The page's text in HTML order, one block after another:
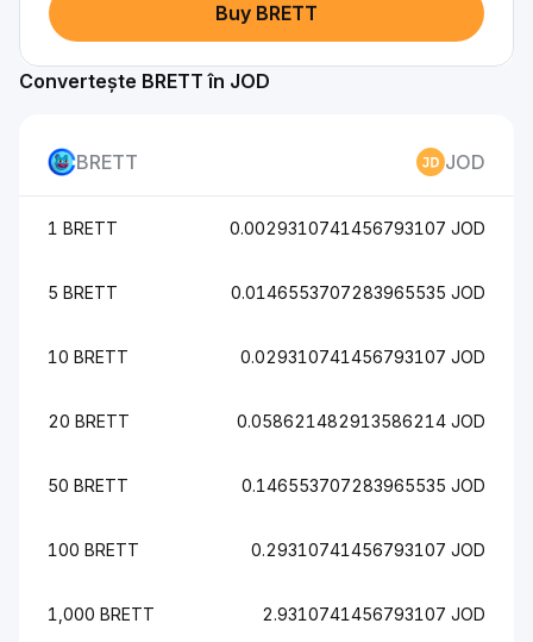
Buy BRETT
Convertește BRETT în JOD
BRETT JOD
1 BRETT 0.0029310741456793107 JOD
5 BRETT 0.0146553707283965535 JOD
10 BRETT 0.029310741456793107 JOD
20 BRETT 0.058621482913586214 JOD
50 BRETT 0.146553707283965535 JOD
100 BRETT 0.29310741456793107 JOD
1,000 BRETT 2.9310741456793107 JOD